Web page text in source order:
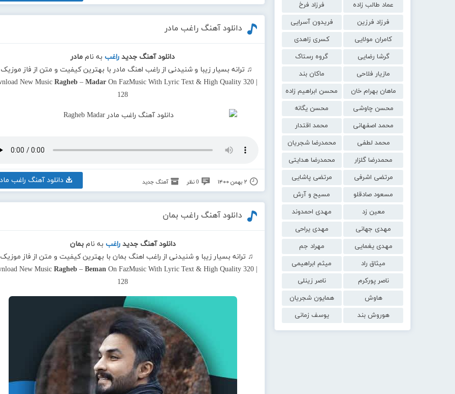
عماد طالب زاده
فرزاد فرخ
فرزاد فرزین
فریدون آسرایی
کامران مولایی
کسری زاهدی
گرشا رضایی
گروه رستاک
مازیار فلاحی
ماکان بند
ماهان بهرام خان
محسن ابراهیم زاده
محسن چاوشی
محسن یگانه
محمد اصفهانی
محمد اقتدار
محمد لطفی
محمدرضا شجریان
محمدرضا گلزار
محمدرضا هدایتی
مرتضی اشرفی
مرتضی پاشایی
مسعود صادقلو
مسیح و آرش
معین زد
مهدی احمدوند
مهدی جهانی
مهدی یراحی
مهدی یغمایی
مهراد جم
میثاق راد
میثم ابراهیمی
ناصر پورکرم
ناصر زینلی
هاوش
همایون شجریان
هوروش بند
یوسف زمانی
دانلود آهنگ راغب مادر
دانلود آهنگ جدید راغببه نام مادر
♫ ترانه بسیار زیبا و شنیدنی از راغب اهنگ مادر با بهترین کیفیت و متن از فاز
New Music Ragheb– MadarOn FazMusic With Lyric Text & High Quality 320 |
128
۲ بهمن ۱۴۰۰ 0 نظر آهنگ جدید دانلود آهنگ راغب
دانلود آهنگ راغب بمان
دانلود آهنگ جدید راغب به نامبمان
♫ ترانه بسیار زیبا و شنیدنی از راغب اهنگ بمان با بهترین کیفیت و متن از فاز
New MusicRagheb –Beman On FazMusic With Lyric Text & High Quality 320 |
128